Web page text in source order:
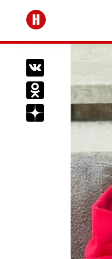
Перейти на главную
Поделиться Вконтакте
Поделиться в
Подписаться на нас в